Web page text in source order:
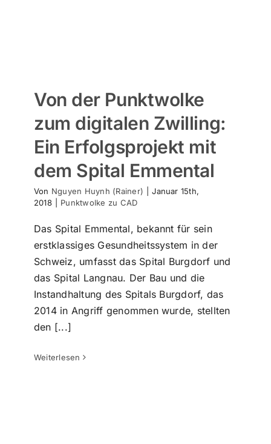
Von der Punktwolke
zum digitalen Zwilling:
Ein Erfolgsprojekt mit
dem Spital Emmental
Von Nguyen Huynh (Rainer)
Januar 15th,
2018
Punktwolke zu CAD
Das Spital Emmental, bekannt für sein
erstklassiges Gesundheitssystem in der
Schweiz, umfasst das Spital Burgdorf und
das Spital Langnau. Der Bau und die
Instandhaltung des Spitals Burgdorf, das
2014 in Angriff genommen wurde, stellten
den [...]
WeiterlesenArchiCAD Networking 2017 –